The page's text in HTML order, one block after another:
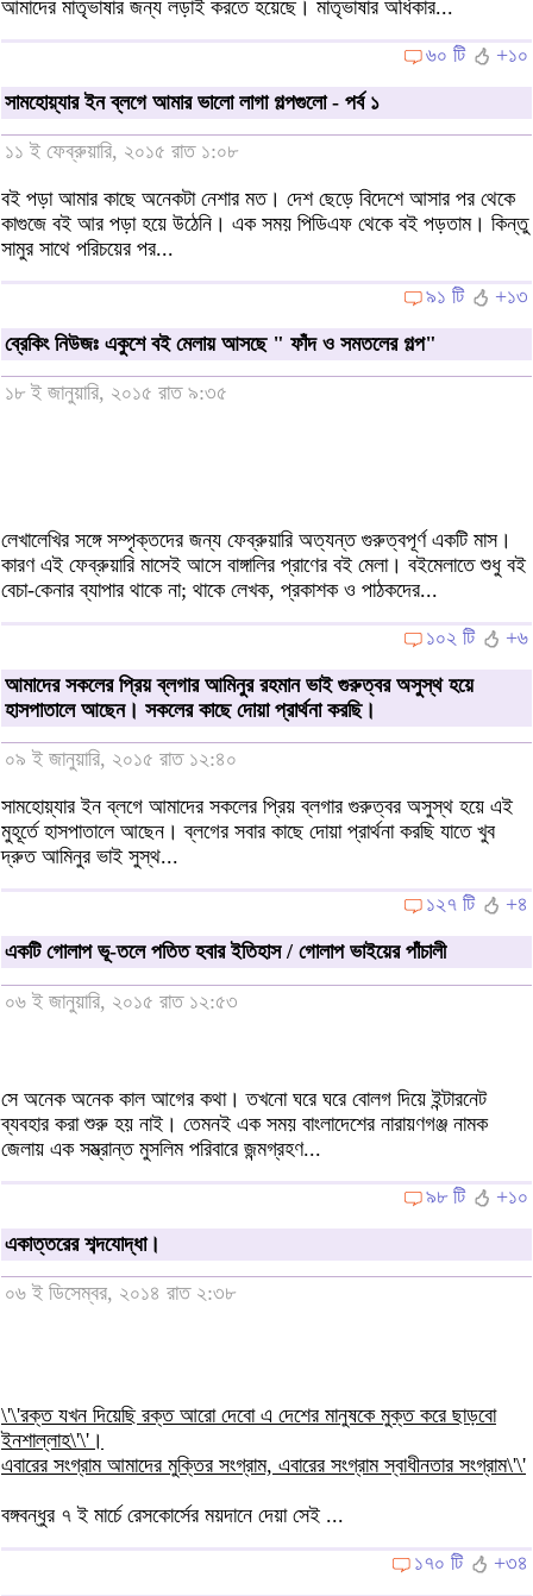
আমাদের মাতৃভাষার জন্য লড়াই করতে হয়েছে। মাতৃভাষার অধিকার...
৬০ টি
+১০
সামহোয়্যার ইন ব্লগে আমার ভালো লাগা গল্পগুলো - পর্ব ১
১১ ই ফেব্রুয়ারি, ২০১৫ রাত ১:০৮
বই পড়া আমার কাছে অনেকটা নেশার মত। দেশ ছেড়ে বিদেশে আসার পর থেকে
কাগুজে বই আর পড়া হয়ে উঠেনি। এক সময় পিডিএফ থেকে বই পড়তাম। কিন্তু
সামুর সাথে পরিচয়ের পর...
৯১ টি
+১৩
ব্রেকিং নিউজঃ একুশে বই মেলায় আসছে " ফাঁদ ও সমতলের গল্প"
১৮ ই জানুয়ারি, ২০১৫ রাত ৯:৩৫
লেখালেখির সঙ্গে সম্পৃক্তদের জন্য ফেব্রুয়ারি অত্যন্ত গুরুত্বপূর্ণ একটি মাস।
কারণ এই ফেব্রুয়ারি মাসেই আসে বাঙ্গালির প্রাণের বই মেলা। বইমেলাতে শুধু বই
বেচা-কেনার ব্যাপার থাকে না; থাকে লেখক, প্রকাশক ও পাঠকদের...
১০২ টি
+৬
আমাদের সকলের প্রিয় ব্লগার আমিনুর রহমান ভাই গুরুত্বর অসুস্থ হয়ে
হাসপাতালে আছেন। সকলের কাছে দোয়া প্রার্থনা করছি।
০৯ ই জানুয়ারি, ২০১৫ রাত ১২:৪০
সামহোয়্যার ইন ব্লগে আমাদের সকলের প্রিয় ব্লগার গুরুত্বর অসুস্থ হয়ে এই
মুহূর্তে হাসপাতালে আছেন। ব্লগের সবার কাছে দোয়া প্রার্থনা করছি যাতে খুব
দ্রুত আমিনুর ভাই সুস্থ...
১২৭ টি
+৪
একটি গোলাপ ভূ-তলে পতিত হবার ইতিহাস / গোলাপ ভাইয়ের পাঁচালী
০৬ ই জানুয়ারি, ২০১৫ রাত ১২:৫৩
সে অনেক অনেক কাল আগের কথা। তখনো ঘরে ঘরে বোলগ দিয়ে ইন্টারনেট
ব্যবহার করা শুরু হয় নাই। তেমনই এক সময় বাংলাদেশের নারায়ণগঞ্জ নামক
জেলায় এক সম্ভ্রান্ত মুসলিম পরিবারে জন্মগ্রহণ...
৯৮ টি
+১০
একাত্তরের শব্দযোদ্ধা।
০৬ ই ডিসেম্বর, ২০১৪ রাত ২:৩৮
\'\'রক্ত যখন দিয়েছি রক্ত আরো দেবো এ দেশের মানুষকে মুক্ত করে ছাড়বো
ইনশাল্লাহ\'\'।
এবারের সংগ্রাম আমাদের মুক্তির সংগ্রাম, এবারের সংগ্রাম স্বাধীনতার সংগ্রাম\'\'
বঙ্গবন্ধুর ৭ ই মার্চে রেসকোর্সের ময়দানে দেয়া সেই ...
১৭০ টি
+৩৪